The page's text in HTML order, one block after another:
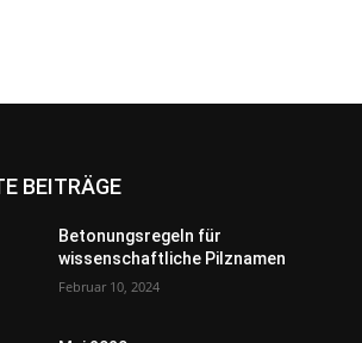
BEITRÄGE
Betonungsregeln für
wissenschaftliche Pilznamen
Februar 10, 2024